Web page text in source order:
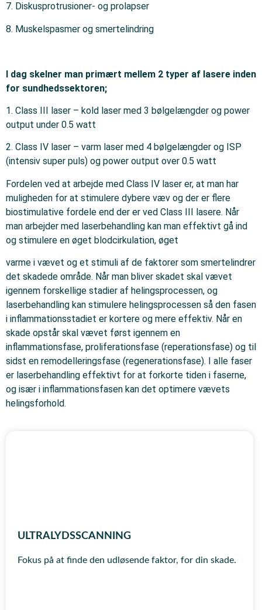
7. Diskusprotrusioner- og prolapser
8. Muskelspasmer og smertelindring
I dag skelner man primært mellem 2 typer af lasere inden
for sundhedssektoren;
1. Class III laser – kold laser med 3 bølgelængder og power
output under 0.5 watt
2. Class IV laser – varm laser med 4 bølgelængder og ISP
(intensiv super puls) og power output over 0.5 watt
Fordelen ved at arbejde med Class IV laser er, at man har
muligheden for at stimulere dybere væv og der er flere
biostimulative fordele end der er ved Class III lasere. Når
man arbejder med laserbehandling kan man effektivt gå ind
og stimulere en øget blodcirkulation, øget
varme i vævet og et stimuli af de faktorer som smertelindrer
det skadede område. Når man bliver skadet skal vævet
igennem forskellige stadier af helingsprocessen, og
laserbehandling kan stimulere helingsprocessen så den fasen
i inflammationsstadiet er kortere og mere effektiv. Når en
skade opstår skal vævet først igennem en
inflammationsfase, proliferationsfase (reperationsfase) og til
sidst en remodelleringsfase (regenerationsfase). I alle faser
er laserbehandling effektivt for at forkorte tiden i faserne,
og især i inflammationsfasen kan det optimere vævets
helingsforhold.
ULTRALYDSSCANNING
Fokus på at finde den udløsende faktor, for din skade.